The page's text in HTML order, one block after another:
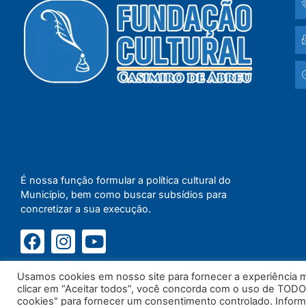
É nossa função formular a política cultural do
Município, bem como buscar subsídios para
concretizar a sua execução.
Usamos cookies em nosso site para fornecer a experiência
clicar em “Aceitar todos”, você concorda com o uso de
cookies" para fornecer um consentimento controlado.